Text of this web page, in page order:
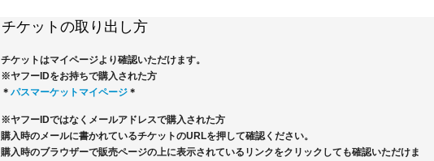
チケットの取り出し方
チケットはマイページより確認いただけます。
※ヤフーIDをお持ちで購入された方
＊ パスマーケットマイページ ＊
※ヤフーIDではなくメールアドレスで購入された方
購入時のメールに書かれているチケットのURLを押して確認ください。
購入時のブラウザーで販売ページの上に表示されているリンクをクリックしても確認いただけま